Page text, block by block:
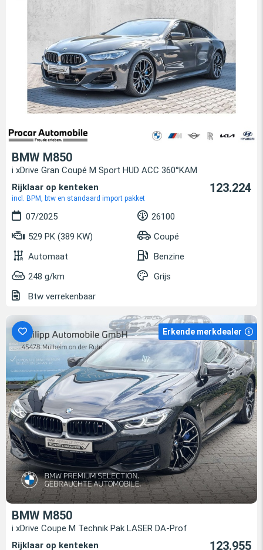
BMW M850
i xDrive Gran Coupé M Sport HUD ACC 360°KAM
Rijklaar op kenteken
incl. BPM, btw en standaard import pakket
123.224
07/2025
26100
529 PK (389 KW)
Coupé
Automaat
Benzine
248 g/km
Grijs
Btw verrekenbaar
Erkende merkdealer
BMW M850
i xDrive Coupe M Technik Pak LASER DA-Prof
Rijklaar op kenteken
123.955